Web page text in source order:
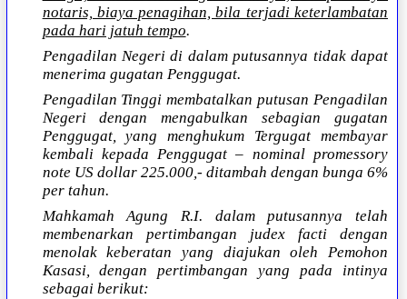
notaris, biaya penagihan, bila terjadi keterlambatan
pada hari jatuh tempo.
Pengadilan Negeri di dalam putusannya tidak dapat
menerima gugatan Penggugat.
Pengadilan Tinggi membatalkan putusan Pengadilan
Negeri dengan mengabulkan sebagian gugatan
Penggugat, yang menghukum Tergugat membayar
kembali kepada Penggugat – nominal promessory
note US dollar 225.000,- ditambah dengan bunga 6%
per tahun.
Mahkamah Agung R.I. dalam putusannya telah
membenarkan pertimbangan judex facti dengan
menolak keberatan yang diajukan oleh Pemohon
Kasasi, dengan pertimbangan yang pada intinya
sebagai berikut: